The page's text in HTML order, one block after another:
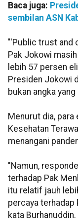
Baca juga:
sembilan ASN
"'Public trust and
Pak Jokowi
lebih 57 persen
Presiden Jokowi
bukan angka
Menurut dia,
Kesehatan
menangani
"Namun,
terhadap Pak
itu relatif jauh
percaya terhadap
kata Burhanuddin.